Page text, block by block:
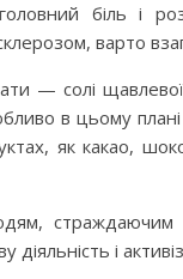
біль і
варто
— солі
в цьому
як какао,
страждаючим
і